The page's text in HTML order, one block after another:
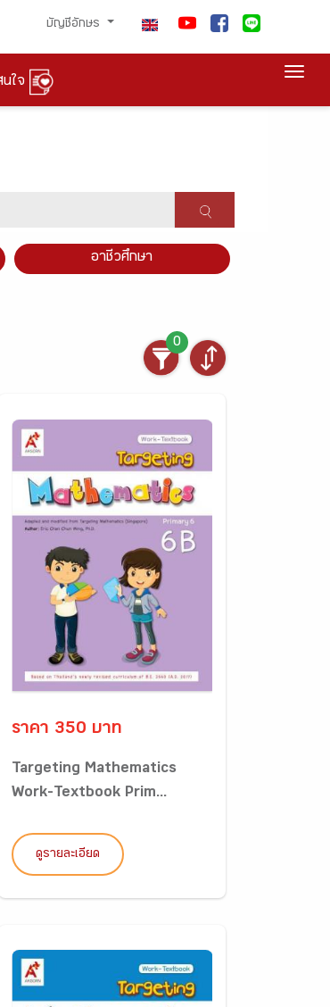
บัญชีอักษร
นใจ
อาชีวศึกษา
0
ราคา 350 บาท
Targeting Mathematics
Work-Textbook Prim...
ดูรายละเอียด